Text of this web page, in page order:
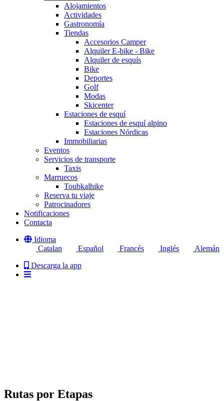
Alojamientos
Actividades
Gastronomía
Tiendas
Accesorios Camper
Alquiler E-bike - Bike
Alquiler de esquís
Bike
Deportes
Golf
Modas
Skicenter
Estaciones de esquí
Estaciones de esquí alpino
Estaciones Nórdicas
Immobiliarias
Eventos
Servicios de transporte
Taxis
Marruecos
Toubkalhike
Reserva tu viaje
Patrocinadores
Notificaciones
Contacta
Idioma
Catalan
Español Francés Inglés
Alemán
Descarga la app
Rutas por Etapas